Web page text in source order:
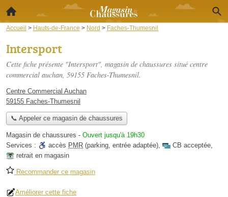
Accueil > Hauts-de-France > Nord > Faches-Thumesnil
Intersport
Cette fiche présente "Intersport", magasin de chaussures situé centre
commercial auchan, 59155 Faches-Thumesnil.
Centre Commercial Auchan
59155 Faches-Thumesnil
📞 Appeler ce magasin de chaussures
Magasin de chaussures - Ouvert jusqu'à 19h30
Services :
accès PMR (parking, entrée adaptée), CB acceptée,
retrait en magasin
Recommander ce magasin
Améliorer cette fiche